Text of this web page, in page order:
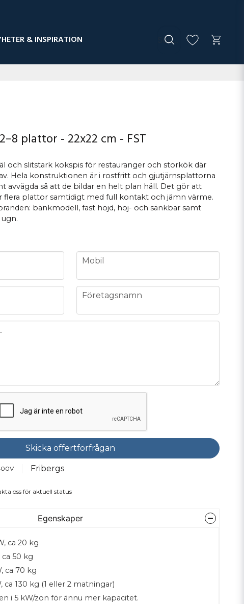
& INSPIRATION
plattor - 22x22 cm - FST
och slitstark kokspis för restauranger och storkök där
Hela konstruktionen är i rostfritt och gjutjärnsplattorna
avvägda så att de bildar en helt plan häll. Det gör att
flera plattor samtidigt med full kontakt och jämn värme.
bänkmodell, fast höjd, höj- och sänkbar samt
phone
Mobil
company
Företagsnamn
Skicka offertförfrågan
Fribergs
oss för aktuell status
Egenskaper
ca 20 kg
50 kg
ca 70 kg
ca 130 kg (1 eller 2 matningar)
i 5 kW/zon för ännu mer kapacitet.